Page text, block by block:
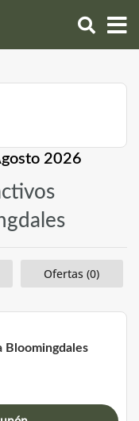
2026
Ofertas (0)
Bloomingdales